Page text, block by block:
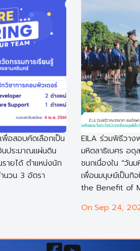
อสอบคัดเลือกเป็น
ประมาณแผ่นดิน
รายได้ ตำแหน่งนัก
นวน 3 อัตรา
EILA ร่วมพิธีวาง
มหิตลาธิเบศร อดุ
ชนกเนื่องใน “วัน
เพื่อนมนุษย์เป็นกิ
the Benefit of
On Sep 24,